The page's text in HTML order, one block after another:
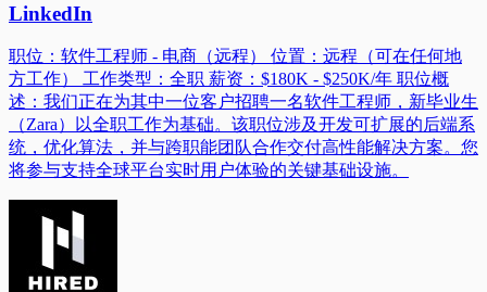
LinkedIn
职位：软件工程师 - 电商（远程） 位置：远程（可在任何地
方工作） 工作类型：全职 薪资：$180K - $250K/年 职位概
述：我们正在为其中一位客户招聘一名软件工程师，新毕业生
（Zara）以全职工作为基础。该职位涉及开发可扩展的后端系
统，优化算法，并与跨职能团队合作交付高性能解决方案。您
将参与支持全球平台实时用户体验的关键基础设施。